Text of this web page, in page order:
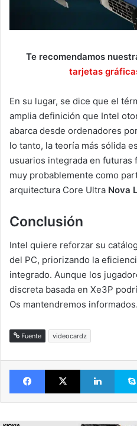
Te recomendamos
tarjetas
En su lugar, se dice que el
amplia definición que Intel
abarca desde ordenadores
lo tanto, la teoría más sólida
usuarios integrada en futuras
muy probablemente como
arquitectura Core Ultra Nova
Conclusión
Intel quiere reforzar su
del PC, priorizando la
integrado. Aunque los
discreta basada en Xe3P
Os mantendremos informados.
Fuente videocardz
FacebookX